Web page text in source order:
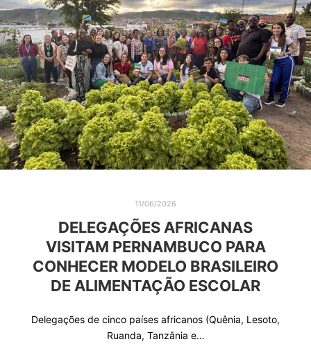
11/06/2026
DELEGAÇÕES AFRICANAS
VISITAM PERNAMBUCO PARA
CONHECER MODELO BRASILEIRO
DE ALIMENTAÇÃO ESCOLAR
Delegações de cinco países africanos (Quênia, Lesoto,
Ruanda, Tanzânia e…